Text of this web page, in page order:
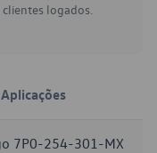
logados.
Aplicações
7P0-254-301-MX